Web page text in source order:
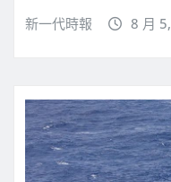
新一代時報 8 月